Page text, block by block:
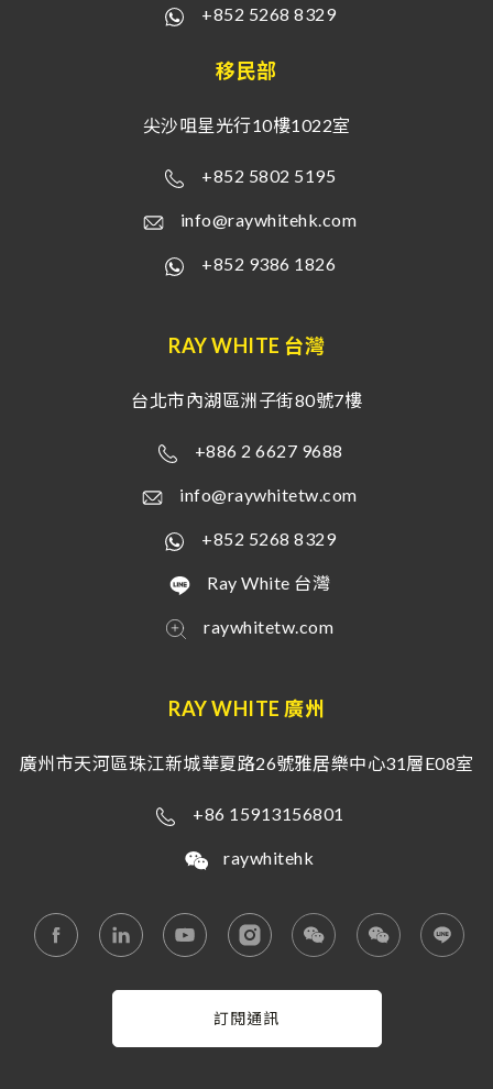
+852 5268 8329
移民部
尖沙咀星光行10樓1022室
+852 5802 5195
info@raywhitehk.com
+852 9386 1826
RAY WHITE 台灣
台北市內湖區洲子街80號7樓
+886 2 6627 9688
info@raywhitetw.com
+852 5268 8329
Ray White 台灣
raywhitetw.com
RAY WHITE 廣州
廣州市天河區珠江新城華夏路26號雅居樂中心31層E08室
+86 15913156801
raywhitehk
訂閱通訊